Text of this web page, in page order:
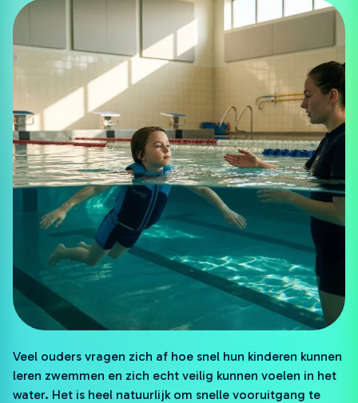
Veel ouders vragen zich af hoe snel hun kinderen kunnen
leren zwemmen en zich echt veilig kunnen voelen in het
water. Het is heel natuurlijk om snelle vooruitgang te